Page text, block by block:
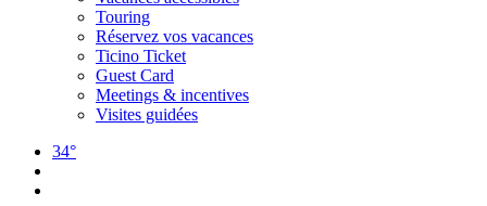
Touring
Réservez vos vacances
Ticino Ticket
Guest Card
Meetings & incentives
Visites guidées
34°